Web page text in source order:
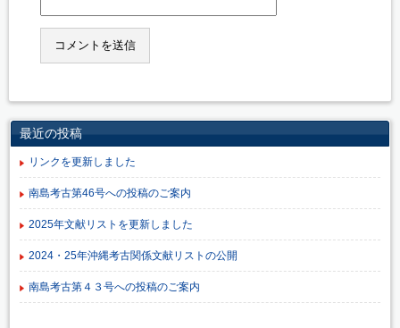
最近の投稿
リンクを更新しました
南島考古第46号への投稿のご案内
2025年文献リストを更新しました
2024・25年沖縄考古関係文献リストの公開
南島考古第４３号への投稿のご案内